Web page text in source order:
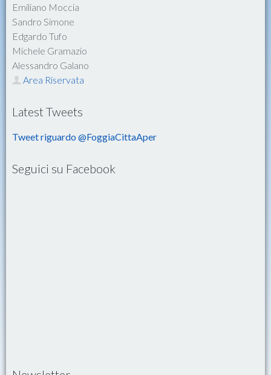
Emiliano Moccia
Sandro Simone
Edgardo Tufo
Michele Gramazio
Alessandro Galano
Area Riservata
Latest Tweets
Tweet riguardo @FoggiaCittaAper
Seguici su Facebook